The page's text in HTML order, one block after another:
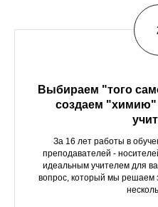
Выбираем "того
создаем "химию"
За 16 лет работы в
преподавателей -
идеальным учителем для
вопрос, который мы решаем